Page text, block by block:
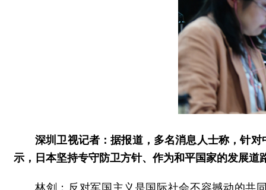
深圳卫视记者：据报道，多名消息人士称，针
示，日本坚持专守防卫方针、作为和平国家的发展道
林剑：反对军国主义是国际社会不容撼动的共